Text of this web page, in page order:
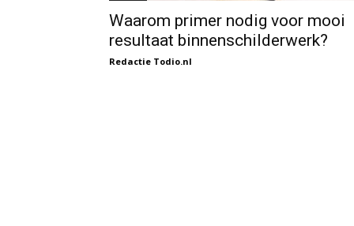
Waarom primer nodig voor mooi
resultaat binnenschilderwerk?
Redactie Todio.nl